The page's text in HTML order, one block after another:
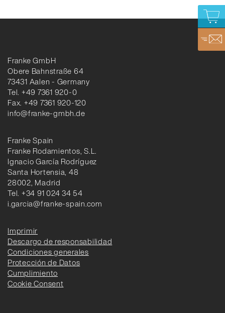
Franke GmbH
Obere Bahnstraße 64
73431 Aalen - Germany
Tel. +49 7361 920-0
Fax. +49 7361 920-120
info@franke-gmbh.de
Franke Spain
Franke Rodamientos, S.L.
Ignacio García Rodríguez
Santa Hortensia, 48
28002, Madrid
Tel. +34 91 024 34 54
i.garcia@franke-spain.com
Imprimir
Descargo de responsabilidad
Condiciones generales
Protección de Datos
Cumplimiento
Cookie Consent